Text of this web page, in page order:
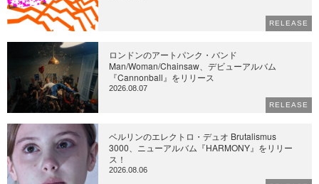
RELEASE
ロンドンのアートパンク・バンド
Man/Woman/Chainsaw、デビューアルバム
『Cannonball』をリリース
2026.08.07
RELEASE
ベルリンのエレクトロ・デュオ Brutalismus
3000、ニューアルバム『HARMONY』をリリー
ス！
2026.08.06